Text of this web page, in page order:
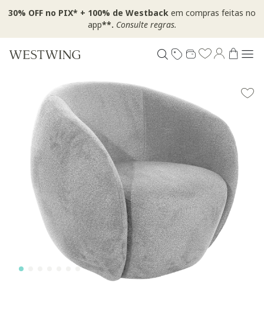
30% OFF no PIX* + 100% de Westback em compras feitas no
app**. Consulte regras.